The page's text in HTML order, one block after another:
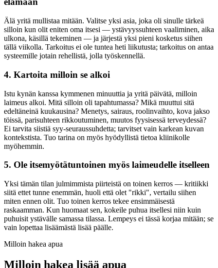
Älä yritä mullistaa mitään. Valitse yksi asia, joka oli sinulle tärkeä
silloin kun olit eniten oma itsesi — ystävyyssuhteen vaaliminen, aika
ulkona, käsillä tekeminen — ja järjestä yksi pieni kosketus siihen
tällä viikolla. Tarkoitus ei ole tuntea heti liikutusta; tarkoitus on antaa
systeemille jotain rehellistä, jolla työskennellä.
4. Kartoita milloin se alkoi
Istu kynän kanssa kymmenen minuuttia ja yritä päivätä, milloin
laimeus alkoi. Mitä silloin oli tapahtumassa? Mikä muuttui sitä
edeltäneinä kuukausina? Menetys, sairaus, roolinvaihto, kova jakso
töissä, parisuhteen rikkoutuminen, muutos fyysisessä terveydessä?
Ei tarvita siistiä syy-seuraussuhdetta; tarvitset vain karkean kuvan
kontekstista. Tuo tarina on myös hyödyllistä tietoa kliinikolle
myöhemmin.
5. Ole itsemyötätuntoinen myös laimeudelle itselleen
Yksi tämän tilan julmimmista piirteistä on toinen kerros — kritiikki
siitä ettet tunne enemmän, huoli että olet "rikki", vertailu siihen
miten ennen olit. Tuo toinen kerros tekee ensimmäisestä
raskaamman. Kun huomaat sen, kokeile puhua itsellesi niin kuin
puhuisit ystävälle samassa tilassa. Lempeys ei tässä korjaa mitään; se
vain lopettaa lisäämästä lisää päälle.
Milloin hakea apua
Milloin hakea lisää apua